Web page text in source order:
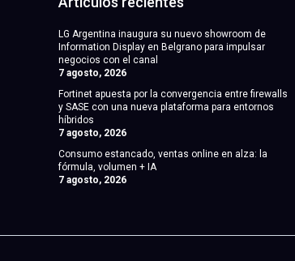
LG Argentina inaugura su nuevo showroom de
Information Display en Belgrano para impulsar
negocios con el canal
7 agosto, 2026
Fortinet apuesta por la convergencia entre firewalls
y SASE con una nueva plataforma para entornos
híbridos
7 agosto, 2026
Consumo estancado, ventas online en alza: la
fórmula, volumen + IA
7 agosto, 2026